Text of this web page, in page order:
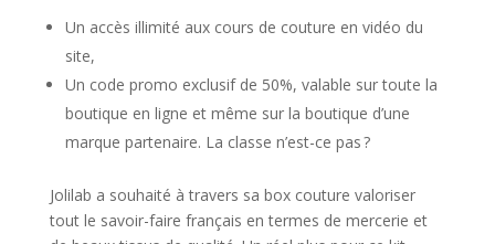
Un accès illimité aux cours de couture en vidéo du
site,
Un code promo exclusif de 50%, valable sur toute la
boutique en ligne et même sur la boutique d’une
marque partenaire. La classe n’est-ce pas ?
Jolilab a souhaité à travers sa box couture valoriser
tout le savoir-faire français en termes de mercerie et